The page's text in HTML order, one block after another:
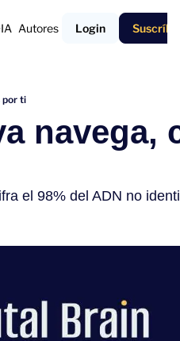
Autores Login
por ti
navega,
el 98% del ADN no